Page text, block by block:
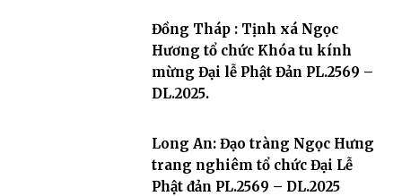
Đồng Tháp : Tịnh xá Ngọc
Hương tổ chức Khóa tu kính
mừng Đại lễ Phật Đản PL.2569 –
DL.2025.
Long An: Đạo tràng Ngọc Hưng
trang nghiêm tổ chức Đại Lễ
Phật đản PL.2569 – DL.2025